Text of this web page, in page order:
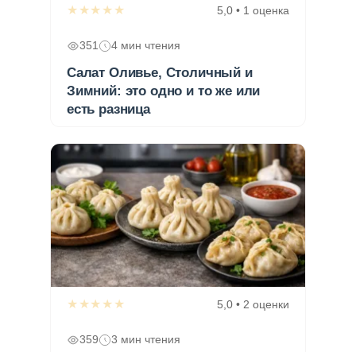
★★★★★ 5,0 • 1 оценка
351 4 мин чтения
Салат Оливье, Столичный и
Зимний: это одно и то же или
есть разница
★★★★★ 5,0 • 2 оценки
359 3 мин чтения